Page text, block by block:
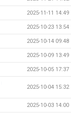
2025-11-11 14:49
2025-10-23 13:54
2025-10-14 09:48
2025-10-09 13:49
2025-10-05 17:37
2025-10-04 15:32
2025-10-03 14:00